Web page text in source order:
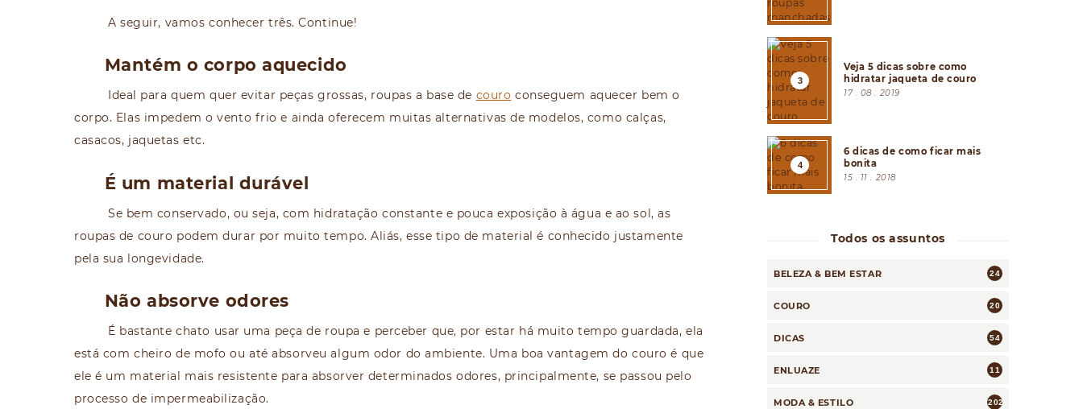
A seguir, vamos conhecer três. Continue!
Mantém o corpo aquecido
Ideal para quem quer evitar peças grossas, roupas a base de couro conseguem aquecer bem o
corpo. Elas impedem o vento frio e ainda oferecem muitas alternativas de modelos, como calças,
casacos, jaquetas etc.
É um material durável
Se bem conservado, ou seja, com hidratação constante e pouca exposição à água e ao sol, as
roupas de couro podem durar por muito tempo. Aliás, esse tipo de material é conhecido justamente
pela sua longevidade.
Não absorve odores
É bastante chato usar uma peça de roupa e perceber que, por estar há muito tempo guardada, ela
está com cheiro de mofo ou até absorveu algum odor do ambiente. Uma boa vantagem do couro é que
ele é um material mais resistente para absorver determinados odores, principalmente, se passou pelo
processo de impermeabilização.
Veja 5 dicas sobre como
hidratar jaqueta de couro
17 . 08 . 2019
6 dicas de como ficar mais
bonita
15 . 11 . 2018
Todos os assuntos
BELEZA & BEM ESTAR 24
COURO 20
DICAS 54
ENLUAZE 11
MODA & ESTILO 202